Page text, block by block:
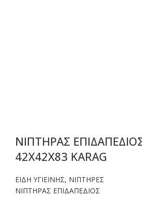
ΝΙΠΤΗΡΑΣ ΕΠΙΔΑΠΕΔΙΟΣ
42X42X83 KARAG
ΕΙΔΗ ΥΓΙΕΙΝΗΣ, ΝΙΠΤΗΡΕΣ
ΝΙΠΤΗΡΑΣ ΕΠΙΔΑΠΕΔΙΟΣ